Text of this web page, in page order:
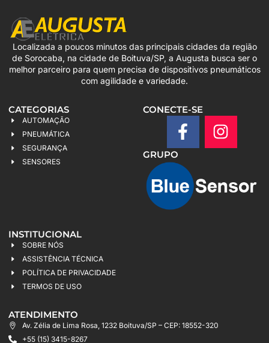
Localizada a poucos minutos das principais cidades da região
de Sorocaba, na cidade de Boituva/SP, a Augusta busca ser o
melhor parceiro para quem precisa de dispositivos pneumáticos
com agilidade e variedade.
CATEGORIAS
AUTOMAÇÃO
PNEUMÁTICA
SEGURANÇA
SENSORES
CONECTE-SE
GRUPO
INSTITUCIONAL
SOBRE NÓS
ASSISTÊNCIA TÉCNICA
POLÍTICA DE PRIVACIDADE
TERMOS DE USO
ATENDIMENTO
Av. Zélia de Lima Rosa, 1232 Boituva/SP – CEP: 18552-320
+55 (15) 3415-8267